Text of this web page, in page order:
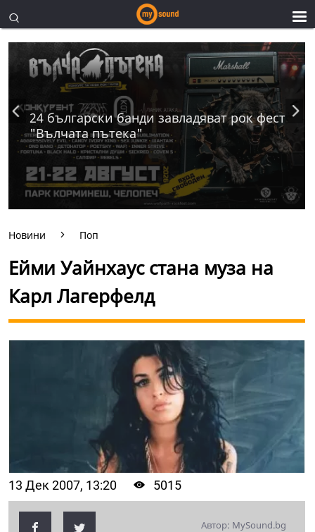
24 български банди завладяват рок фест
"Вълчата пътека"
Новини Поп
Eйми Уайнхаус стана муза на
Карл Лагерфелд
13 Дек 2007, 13:20 5015
Автор: MySound.bg